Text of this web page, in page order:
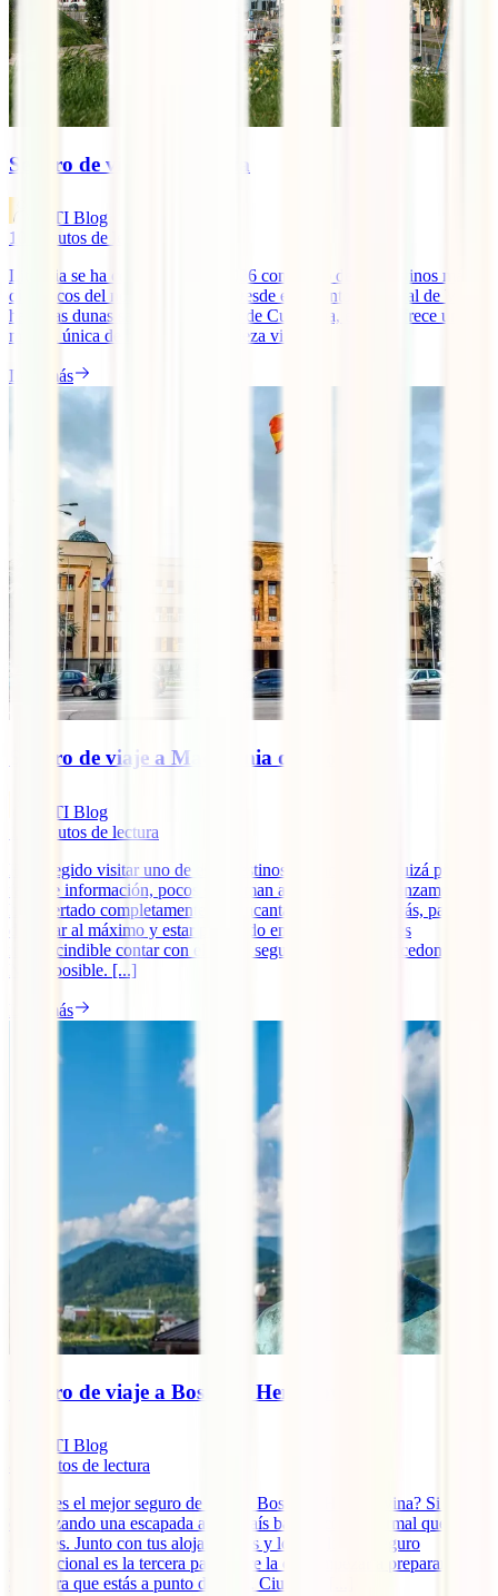
Seguro de viaje a Lituania
IATI Blog
10
minutos de lectura
Lituania se ha consolidado en 2026 como uno de los destinos más
dinámicos del norte de Europa. Desde el encanto medieval de Vilna
hasta las dunas salvajes del Istmo de Curlandia, el país ofrece una
mezcla única de historia y naturaleza virgen.
Leer más
Seguro de viaje a Macedonia del Norte
IATI Blog
minutos de lectura
Has elegido visitar uno de esos destinos cercanos que, quizá por
falta de información, pocos se animan a visitar. Ya te avanzamos que
has acertado completamente, ¡te encantará! Y, como sabrás, para
disfrutar al máximo y estar protegido en todo momento es
imprescindible contar con el mejor seguro de viaje a Macedonia del
Norte posible. [...]
Leer más
Seguro de viaje a Bosnia y Herzegovina
IATI Blog
minutos de lectura
¿Cuál es el mejor seguro de viaje a Bosnia y Herzegovina? Si estás
organizando una escapada a este país balcánico, es normal que te lo
plantees. Junto con tus alojamientos y los vuelos, tu seguro
internacional es la tercera pata sobre la que empezar a preparar esta
aventura que estás a punto de vivir. Ciudades [...]